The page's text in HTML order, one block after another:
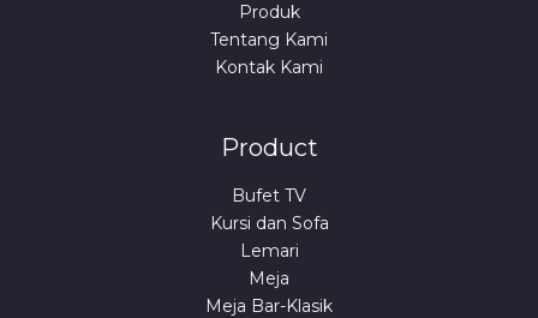
Produk
Tentang Kami
Kontak Kami
Product
Bufet TV
Kursi dan Sofa
Lemari
Meja
Meja Bar-Klasik